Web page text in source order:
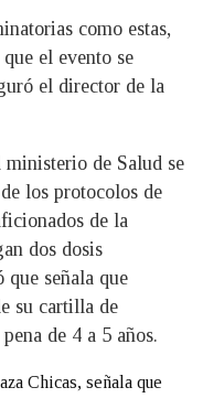
como estas,
el evento se
el director de la
de Salud se
los protocolos de
de la
dos dosis
que señala que
su cartilla de
de 4 a 5 años.
Chicas, señala que